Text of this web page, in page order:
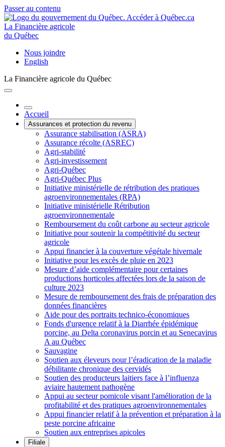
Passer au contenu
La Financière agricole
du Québec
Nous joindre
English
La Financière agricole du Québec
Accueil
Assurances et protection du revenu
Assurance stabilisation (ASRA)
Assurance récolte (ASREC)
Agri-stabilité
Agri-investissement
Agri-Québec
Agri-Québec Plus
Initiative ministérielle de rétribution des pratiques
agroenvironnementales (RPA)
Initiative ministérielle Rétribution
agroenvironnementale
Remboursement du coût carbone au secteur agricole
Initiative pour soutenir la compétitivité du secteur
agricole
Appui financier à la couverture végétale hivernale
Initiative pour les excès de pluie en 2023
Mesure d’aide complémentaire pour certaines
productions horticoles affectées lors de la saison de
culture 2023
Mesure de remboursement des frais de préparation des
données financières
Aide pour des portraits technico-économiques
Fonds d'urgence relatif à la Diarrhée épidémique
porcine, au Delta coronavirus porcin et au Senecavirus
A au Québec
Sauvagine
Soutien aux éleveurs pour l’éradication de la maladie
débilitante chronique des cervidés
Soutien des producteurs laitiers face à l’influenza
aviaire hautement pathogène
Appui au secteur pomicole visant l'amélioration de la
profitabilité et des pratiques agroenvironnementales
Appui financier relatif à la prévention et préparation à la
peste porcine africaine
Soutien aux entreprises apicoles
Filiale